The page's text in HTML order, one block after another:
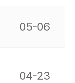
05-06
04-23